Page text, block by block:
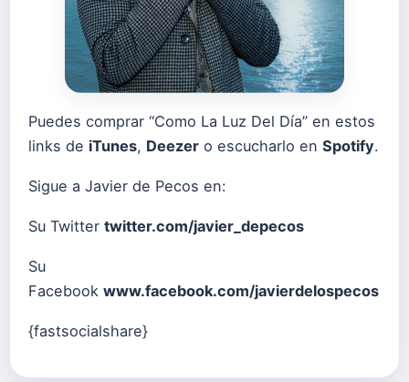
Puedes comprar “Como La Luz Del Día” en estos
links de iTunes, Deezer o escucharlo en Spotify.
Sigue a Javier de Pecos en:
Su Twitter twitter.com/javier_depecos
Su
Facebook www.facebook.com/javierdelospecos
{fastsocialshare}